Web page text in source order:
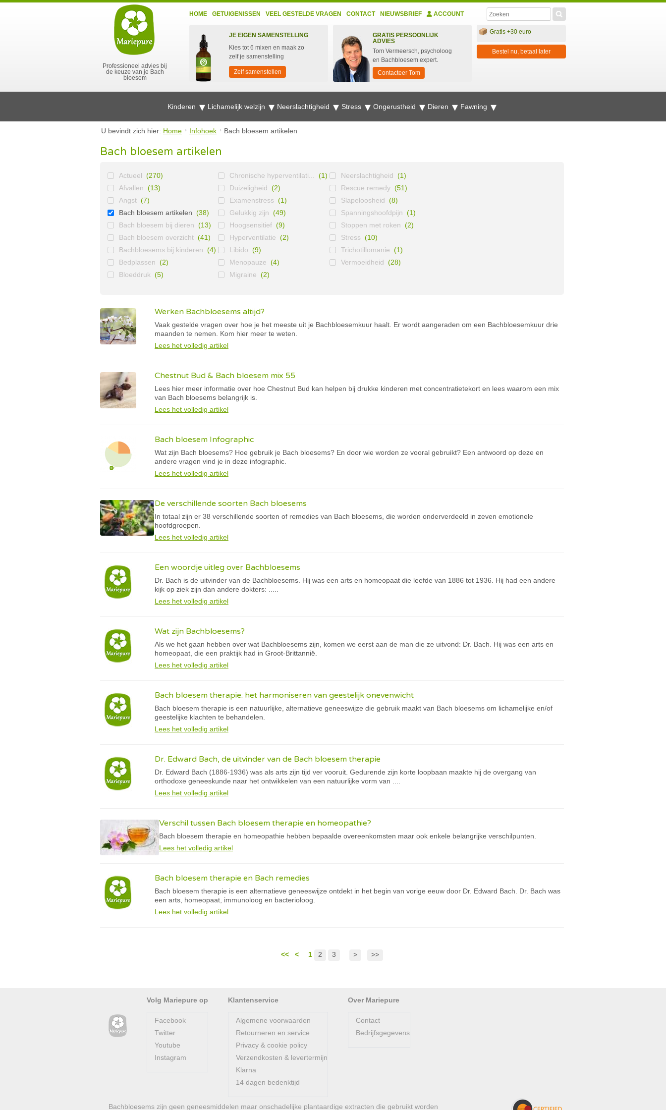
Professioneel advies bij
de keuze van je Bach
bloesem
HOME GETUIGENISSEN VEEL GESTELDE VRAGEN CONTACT NIEUWSBRIEF ACCOUNT
JE EIGEN SAMENSTELLING
Kies tot 6 mixen en maak zo
zelf je samenstelling
Zelf samenstellen
GRATIS PERSOONLIJK
ADVIES
Tom Vermeersch, psycholoog
en Bachbloesem expert.
Contacteer Tom
Gratis +30 euro
Bestel nu, betaal later
Kinderen Lichamelijk welzijn Neerslachtigheid Stress Ongerustheid Dieren Fawning
U bevindt zich hier: Home Infohoek Bach bloesem artikelen
Bach bloesem artikelen
Actueel (270)
Afvallen (13)
Angst (7)
Bach bloesem artikelen (38)
Bach bloesem bij dieren (13)
Bach bloesem overzicht (41)
Bachbloesems bij kinderen (4)
Bedplassen (2)
Bloeddruk (5)
Chronische hyperventilati...
(1)
Duizeligheid (2)
Examenstress (1)
Gelukkig zijn (49)
Hoogsensitief (9)
Hyperventilatie (2)
Libido (9)
Menopauze (4)
Migraine (2)
Neerslachtigheid (1)
Rescue remedy (51)
Slapeloosheid (8)
Spanningshoofdpijn (1)
Stoppen met roken (2)
Stress (10)
Trichotillomanie (1)
Vermoeidheid (28)
Werken Bachbloesems altijd?
Vaak gestelde vragen over hoe je het meeste uit je Bachbloesemkuur haalt. Er wordt aangeraden om een Bachbloesemkuur drie
maanden te nemen. Kom hier meer te weten.
Lees het volledig artikel
Chestnut Bud & Bach bloesem mix 55
Lees hier meer informatie over hoe Chestnut Bud kan helpen bij drukke kinderen met concentratietekort en lees waarom een mix
van Bach bloesems belangrijk is.
Lees het volledig artikel
Bach bloesem Infographic
Wat zijn Bach bloesems? Hoe gebruik je Bach bloesems? En door wie worden ze vooral gebruikt? Een antwoord op deze en
andere vragen vind je in deze infographic.
Lees het volledig artikel
De verschillende soorten Bach bloesems
In totaal zijn er 38 verschillende soorten of remedies van Bach bloesems, die worden onderverdeeld in zeven emotionele
hoofdgroepen.
Lees het volledig artikel
Een woordje uitleg over Bachbloesems
Dr. Bach is de uitvinder van de Bachbloesems. Hij was een arts en homeopaat die leefde van 1886 tot 1936. Hij had een andere
kijk op ziek zijn dan andere dokters: .....
Lees het volledig artikel
Wat zijn Bachbloesems?
Als we het gaan hebben over wat Bachbloesems zijn, komen we eerst aan de man die ze uitvond: Dr. Bach. Hij was een arts en
homeopaat, die een praktijk had in Groot-Brittannië.
Lees het volledig artikel
Bach bloesem therapie: het harmoniseren van geestelijk onevenwicht
Bach bloesem therapie is een natuurlijke, alternatieve geneeswijze die gebruik maakt van Bach bloesems om lichamelijke en/of
geestelijke klachten te behandelen.
Lees het volledig artikel
Dr. Edward Bach, de uitvinder van de Bach bloesem therapie
Dr. Edward Bach (1886-1936) was als arts zijn tijd ver vooruit. Gedurende zijn korte loopbaan maakte hij de overgang van
orthodoxe geneeskunde naar het ontwikkelen van een natuurlijke vorm van ....
Lees het volledig artikel
Verschil tussen Bach bloesem therapie en homeopathie?
Bach bloesem therapie en homeopathie hebben bepaalde overeenkomsten maar ook enkele belangrijke verschilpunten.
Lees het volledig artikel
Bach bloesem therapie en Bach remedies
Bach bloesem therapie is een alternatieve geneeswijze ontdekt in het begin van vorige eeuw door Dr. Edward Bach. Dr. Bach was
een arts, homeopaat, immunoloog en bacterioloog.
Lees het volledig artikel
<< < 1 2 3 > >>
Volg Mariepure op
Facebook
Twitter
Youtube
Instagram
Klantenservice
Algemene voorwaarden
Retourneren en service
Privacy & cookie policy
Verzendkosten & levertermijn
Klarna
14 dagen bedenktijd
Over Mariepure
Contact
Bedrijfsgegevens
Bachbloesems zijn geen geneesmiddelen maar onschadelijke plantaardige extracten die gebruikt worden